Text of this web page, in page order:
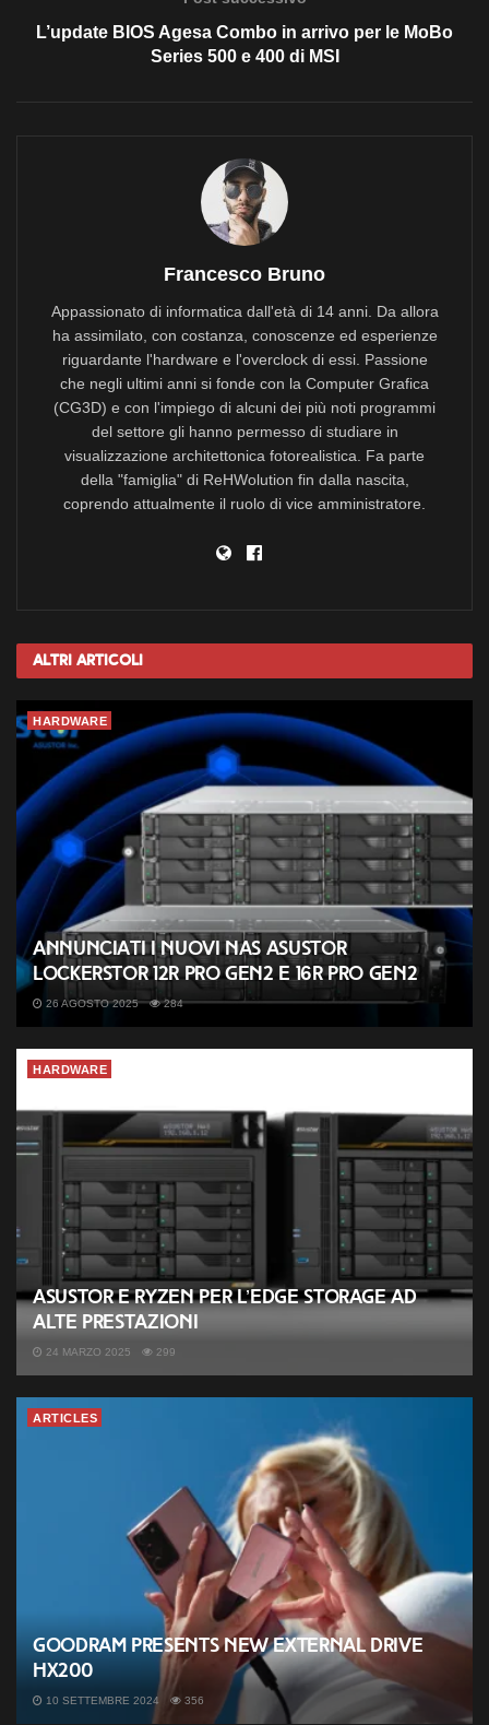
L’update BIOS Agesa Combo in arrivo per le MoBo
Series 500 e 400 di MSI
Francesco Bruno
Appassionato di informatica dall'età di 14 anni. Da allora
ha assimilato, con costanza, conoscenze ed esperienze
riguardante l'hardware e l'overclock di essi. Passione
che negli ultimi anni si fonde con la Computer Grafica
(CG3D) e con l'impiego di alcuni dei più noti programmi
del settore gli hanno permesso di studiare in
visualizzazione architettonica fotorealistica. Fa parte
della "famiglia" di ReHWolution fin dalla nascita,
coprendo attualmente il ruolo di vice amministratore.
Altri Articoli
HARDWARE
Annunciati i nuovi NAS ASUSTOR
Lockerstor 12R Pro Gen2 e 16R Pro Gen2
26 AGOSTO 2025 284
HARDWARE
ASUSTOR e Ryzen per l’Edge Storage ad
alte prestazioni
24 MARZO 2025 299
ARTICLES
Goodram presents new external drive
HX200
10 SETTEMBRE 2024 356